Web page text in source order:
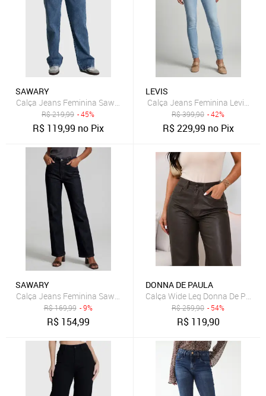
SAWARY
Calça Jeans Feminina Sawary Reta Petit Azul
R$219,99 - 45%
R$ 119,99 no Pix
LEVIS
Calça Jeans Feminina Levis
R$399,90 - 42%
R$229,99 no Pix
SAWARY
Calça Jeans Feminina Sawary Reta Azul
R$169,99 - 9%
R$ 154,99
DONNA DE PAULA
Calça Wide Leg Donna De
R$259,90 - 54%
R$ 119,90